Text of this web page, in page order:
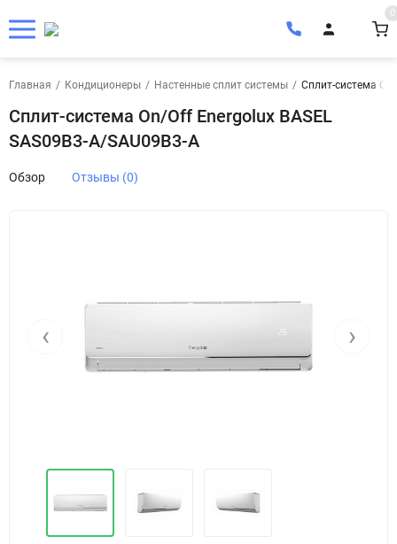
0
Главная / Кондиционеры / Настенные сплит системы / Сплит-система
Сплит-система On/Off Energolux BASEL
SAS09B3-A/SAU09B3-A
Обзор Отзывы (0)
‹ ›